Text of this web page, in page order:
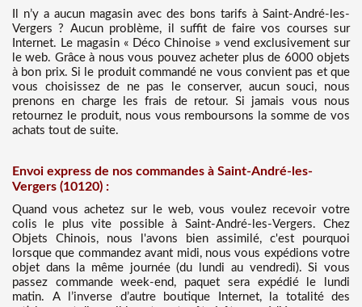
Il n’y a aucun magasin avec des bons tarifs à Saint-André-les-
Vergers ? Aucun problème, il suffit de faire vos courses sur
Internet. Le magasin « Déco Chinoise » vend exclusivement sur
le web. Grâce à nous vous pouvez acheter plus de 6000 objets
à bon prix. Si le produit commandé ne vous convient pas et que
vous choisissez de ne pas le conserver, aucun souci, nous
prenons en charge les frais de retour. Si jamais vous nous
retournez le produit, nous vous remboursons la somme de vos
achats tout de suite.
Envoi express de nos commandes à Saint-André-les-
Vergers (10120) :
Quand vous achetez sur le web, vous voulez recevoir votre
colis le plus vite possible à Saint-André-les-Vergers. Chez
Objets Chinois, nous l'avons bien assimilé, c'est pourquoi
lorsque que commandez avant midi, nous vous expédions votre
objet dans la même journée (du lundi au vendredi). Si vous
passez commande week-end, paquet sera expédié le lundi
matin. A l’inverse d’autre boutique Internet, la totalité des